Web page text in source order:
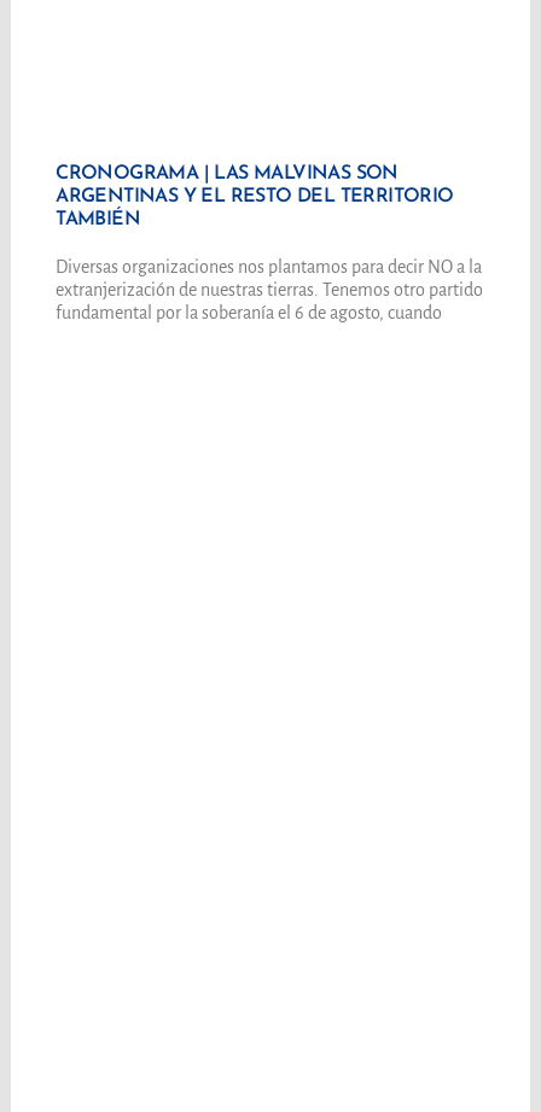
CRONOGRAMA | LAS MALVINAS SON
ARGENTINAS Y EL RESTO DEL TERRITORIO
TAMBIÉN
Diversas organizaciones nos plantamos para decir NO a la
extranjerización de nuestras tierras. Tenemos otro partido
fundamental por la soberanía el 6 de agosto, cuando